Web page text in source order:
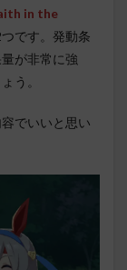
in the
です。発動条
が非常に強
う。
でいいと思い